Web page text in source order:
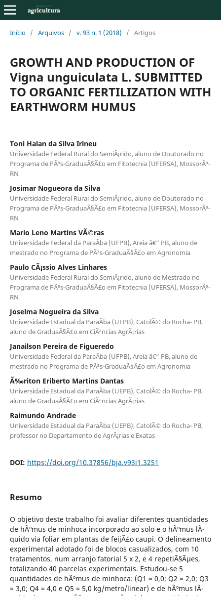
Início / Arquivos / v. 93 n. 1 (2018) / Artigos
GROWTH AND PRODUCTION OF
Vigna unguiculata L. SUBMITTED
TO ORGANIC FERTILIZATION WITH
EARTHWORM HUMUS
Toni Halan da Silva Irineu
Universidade Federal Rural do SemiÃ¡rido, aluno de Doutorado no
Programa de PÃ³s-GraduaÃ§Ã£o em Fitotecnia (UFERSA), MossorÃ³-
RN
Josimar Nogueora da Silva
Universidade Federal Rural do SemiÃ¡rido, aluno de Doutorado no
Programa de PÃ³s-GraduaÃ§Ã£o em Fitotecnia (UFERSA), MossorÃ³-
RN
Mario Leno Martins VÃ©ras
Universidade Federal da ParaÃ­ba (UFPB), Areia â€“ PB, aluno de
mestrado no Programa de PÃ³s-GraduaÃ§Ã£o em Agronomia
Paulo CÃ¡ssio Alves Linhares
Universidade Federal Rural do SemiÃ¡rido, aluno de Mestrado no
Programa de PÃ³s-GraduaÃ§Ã£o em Fitotecnia (UFERSA), MossorÃ³-
RN
Joselma Nogueira da Silva
Universidade Estadual da ParaÃ­ba (UEPB), CatolÃ© do Rocha- PB,
aluno de GraduaÃ§Ã£o em CiÃªncias AgrÃ¡rias
Janailson Pereira de Figueredo
Universidade Federal da ParaÃ­ba (UFPB), Areia â€“ PB, aluno de
mestrado no Programa de PÃ³s-GraduaÃ§Ã£o em Agronomia
Ã‰riton Eriberto Martins Dantas
Universidade Estadual da ParaÃ­ba (UEPB), CatolÃ© do Rocha- PB,
aluno de GraduaÃ§Ã£o em CiÃªncias AgrÃ¡rias
Raimundo Andrade
Universidade Estadual da ParaÃ­ba (UEPB), CatolÃ© do Rocha- PB,
professor no Departamento de AgrÃ¡rias e Exatas
DOI: https://doi.org/10.37856/bja.v93i1.3251
Resumo
O objetivo deste trabalho foi avaliar diferentes quantidades
de hÃºmus de minhoca incorporado ao solo e o hÃºmus lÃ­
quido via foliar em plantas de feijÃ£o caupi. O delineamento
experimental adotado foi de blocos casualizados, com 10
tratamentos, num arranjo fatorial 5 x 2, e 4 repetiÃ§Ãµes,
totalizando 40 parcelas experimentais. Estudou-se 5
quantidades de hÃºmus de minhoca: (Q1 = 0,0; Q2 = 2,0; Q3
= 3,0; Q4 = 4,0 e Q5 = 5,0 kg/metro/linear) e de hÃºmus lÃ­